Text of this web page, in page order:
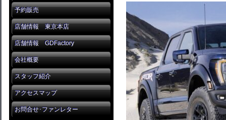
予約販売
店舗情報 東京本店
店舗情報 GDFactory
会社概要
スタッフ紹介
アクセスマップ
お問合せ･ファンレター